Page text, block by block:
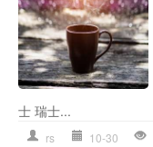
士 瑞士...
rs 10-30